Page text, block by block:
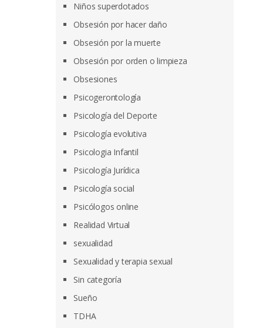
Niños superdotados
Obsesión por hacer daño
Obsesión por la muerte
Obsesión por orden o limpieza
Obsesiones
Psicogerontología
Psicología del Deporte
Psicología evolutiva
Psicologia Infantil
Psicología Jurídica
Psicología social
Psicólogos online
Realidad Virtual
sexualidad
Sexualidad y terapia sexual
Sin categoría
Sueño
TDHA